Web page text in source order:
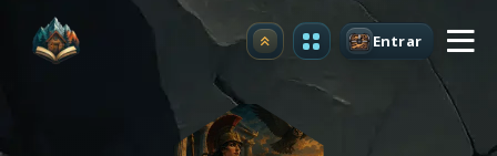
Atualizar Entrar